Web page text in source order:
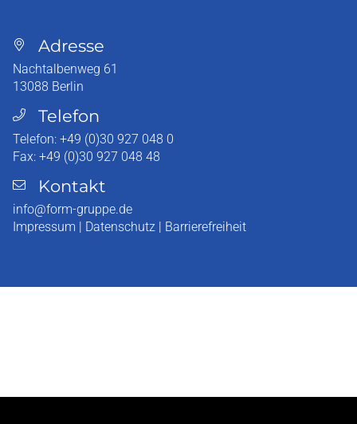
Adresse
Nachtalbenweg 61
13088 Berlin
Telefon
Telefon: +49 (0)30 927 048 0
Fax: +49 (0)30 927 048 48
Kontakt
info@form-gruppe.de
Impressum | Datenschutz | Barrierefreiheit